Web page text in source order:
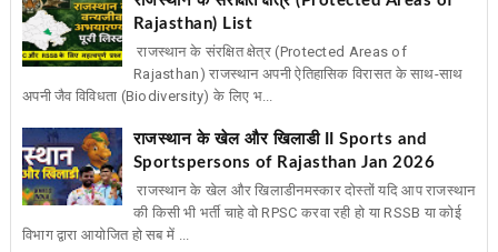
Rajasthan) List
राजस्थान के संरक्षित क्षेत्र (Protected Areas of
Rajasthan) राजस्थान अपनी ऐतिहासिक विरासत के साथ-साथ
अपनी जैव विविधता (Biodiversity) के लिए भ...
राजस्थान के खेल और खिलाडी II Sports and
Sportspersons of Rajasthan Jan 2026
राजस्थान के खेल और खिलाडीनमस्कार दोस्तों यदि आप राजस्थान
की किसी भी भर्ती चाहे वो RPSC करवा रही हो या RSSB या कोई
विभाग द्वारा आयोजित हो सब में ...